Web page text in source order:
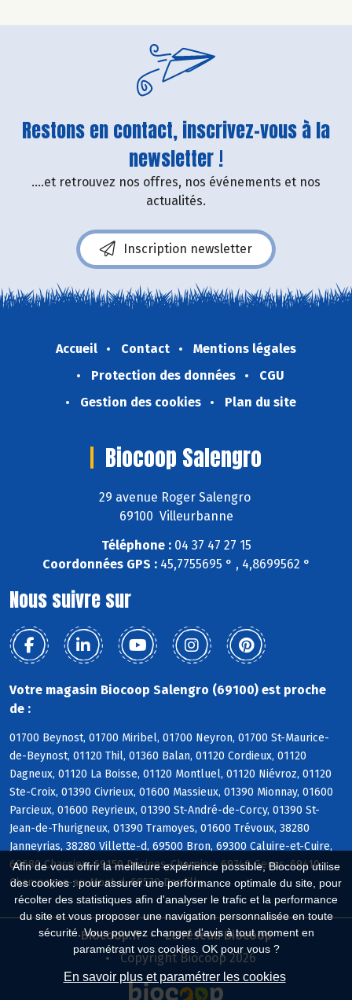
Afin de vous offrir la meilleure expérience possible, Biocoop utilise
des cookies : pour assurer une performance optimale du site, pour
récolter des statistiques afin d'analyser le trafic et la performance
du site et vous proposer une navigation personnalisée en toute
sécurité. Vous pouvez changer d'avis à tout moment en
paramétrant vos cookies. OK pour vous ?
En savoir plus et paramétrer les cookies
Restons en contact, inscrivez-vous à la
newsletter !
....et retrouvez nos offres, nos événements et nos
actualités.
Inscription newsletter
Accueil Contact
Mentions légales
Protection des données
CGU
Gestion des cookies
Plan du site
Biocoop Salengro
29 avenue Roger Salengro
69100 Villeurbanne
Téléphone :04 37 47 27 15
Coordonnées GPS :45,7755695 ° , 4,8699562 °
Nous suivre sur
Votre magasin Biocoop Salengro (69100) est proche
de :
01700 Beynost, 01700 Miribel, 01700 Neyron, 01700 St-Maurice-
de-Beynost, 01120 Thil, 01360 Balan, 01120 Cordieux, 01120
Dagneux, 01120 La Boisse, 01120 Montluel, 01120 Niévroz, 01120
Ste-Croix, 01390 Civrieux, 01600 Massieux, 01390 Mionnay, 01600
Parcieux, 01600 Reyrieux, 01390 St-André-de-Corcy, 01390 St-
Jean-de-Thurigneux, 01390 Tramoyes, 01600 Trévoux, 38280
Janneyrias, 38280 Villette-d, 69500 Bron, 69300 Caluire-et-Cuire,
69680 Chassieu, 69150 Décines-Charpieu, 69740 Genas, 69410
Champagne-au-Mont-d, 69570 Dardilly
Biocoop.fr
Le réseau Biocoop
Copyright Biocoop 2026